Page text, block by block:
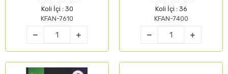
Koli İçi : 30
KFAN-7610
Koli İçi : 36
KFAN-7400